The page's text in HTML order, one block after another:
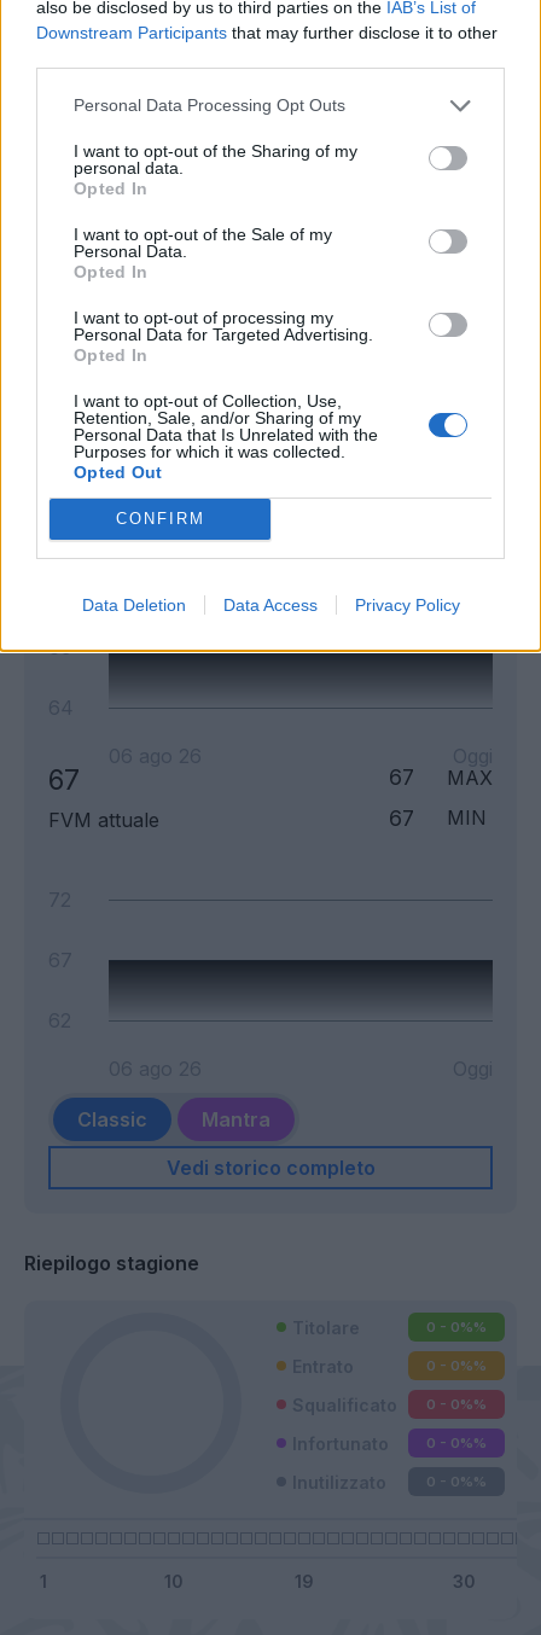
also be disclosed by us to third parties on the IAB’s List of
Downstream Participants that may further disclose it to other
Personal Data Processing Opt Outs
I want to opt-out of the Sharing of my
personal data.
Opted In
I want to opt-out of the Sale of my
Personal Data.
Opted In
I want to opt-out of processing my
Personal Data for Targeted Advertising.
Opted In
I want to opt-out of Collection, Use,
Retention, Sale, and/or Sharing of my
Personal Data that Is Unrelated with the
Purposes for which it was collected.
Opted Out
CONFIRM
Data Deletion Data Access Privacy Policy
Classic
Andamento FantaValore di Mercato
69
FVM attuale 69 MIN
69
67
FVM attuale
67 MAX
67 MIN
Classic
Mantra
Vedi storico completo
Riepilogo stagione
0 - 0%%
0 - 0%%
0 - 0%%
0 - 0%%
0 - 0%%